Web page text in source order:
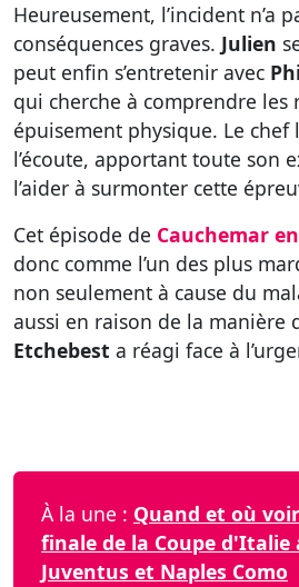
Heureusement, l’incident n’a
conséquences graves. Julien
peut enfin s’entretenir avec
qui cherche à comprendre les
épuisement physique. Le chef
l’écoute, apportant toute son
l’aider à surmonter cette
Cet épisode de Cauchemar
donc comme l’un des plus
non seulement à cause du
aussi en raison de la manière
Etchebest a réagi face à
À la une : Quand et où
finale de la Coupe d'Italie
Juventus et Naples Como